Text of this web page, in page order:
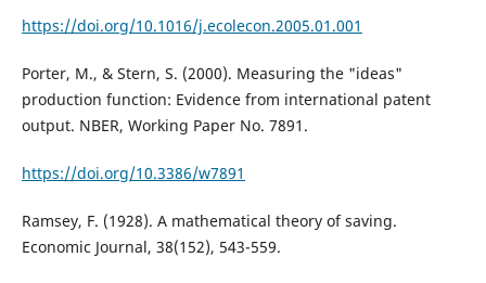
https://doi.org/10.1016/j.ecolecon.2005.01.001
Porter, M., & Stern, S. (2000). Measuring the "ideas"
production function: Evidence from international patent
output. NBER, Working Paper No. 7891.
https://doi.org/10.3386/w7891
Ramsey, F. (1928). A mathematical theory of saving.
Economic Journal, 38(152), 543-559.